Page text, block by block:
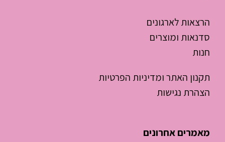
הרצאות לארגונים
סדנאות ומוצרים
חנות
תקנון האתר ומדיניות הפרטיות
הצהרת נגישות
מאמרים אחרונים